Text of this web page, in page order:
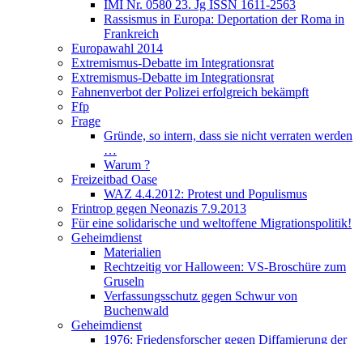
IMI Nr. 0580 23. Jg ISSN 1611-2563
Rassismus in Europa: Deportation der Roma in
Frankreich
Europawahl 2014
Extremismus-Debatte im Integrationsrat
Extremismus-Debatte im Integrationsrat
Fahnenverbot der Polizei erfolgreich bekämpft
Ffp
Frage
Gründe, so intern, dass sie nicht verraten werden
…
Warum ?
Freizeitbad Oase
WAZ 4.4.2012: Protest und Populismus
Frintrop gegen Neonazis 7.9.2013
Für eine solidarische und weltoffene Migrationspolitik!
Geheimdienst
Materialien
Rechtzeitig vor Halloween: VS-Broschüre zum
Gruseln
Verfassungsschutz gegen Schwur von
Buchenwald
Geheimdienst
1976: Friedensforscher gegen Diffamierung der